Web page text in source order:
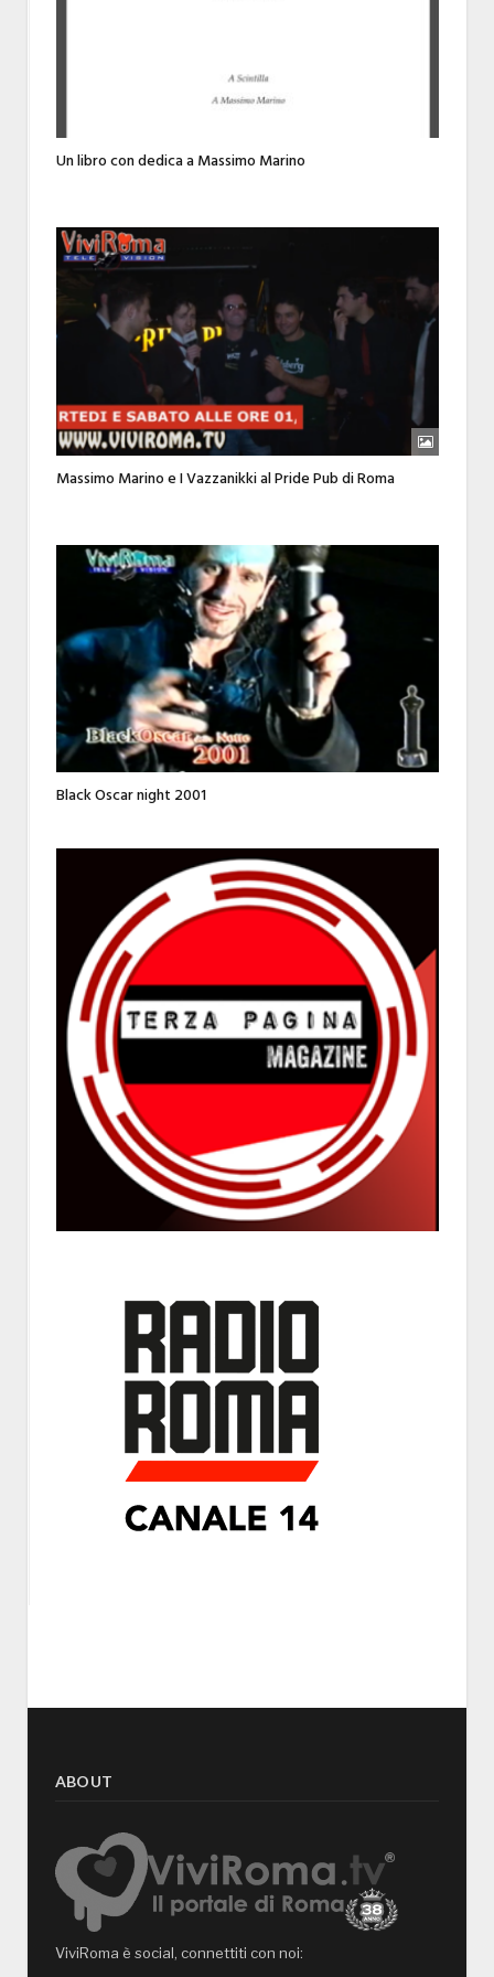
Un libro con dedica a Massimo Marino
Massimo Marino e I Vazzanikki al Pride Pub di Roma
Black Oscar night 2001
ABOUT
ViviRoma è social, connettiti con noi: